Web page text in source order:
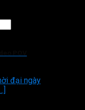
đại ngày